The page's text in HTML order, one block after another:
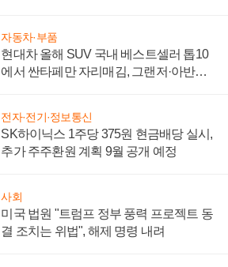
자동차·부품
현대차 올해 SUV 국내 베스트셀러 톱10
에서 싼타페만 자리매김, 그랜저·아반떼
전자·전기·정보통신
SK하이닉스 1주당 375원 현금배당 실시,
추가 주주환원 계획 9월 공개 예정
사회
미국 법원 "트럼프 정부 풍력 프로젝트 동
결 조치는 위법", 해제 명령 내려